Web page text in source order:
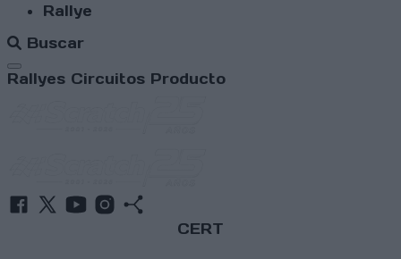
Rallye
Buscar
Abrir menú
Rallyes Circuitos Producto
CERT